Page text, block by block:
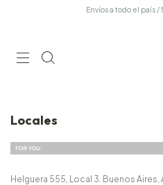
Envíos a todo el país
Locales
Helguera 555, Local 3. Buenos Aires,